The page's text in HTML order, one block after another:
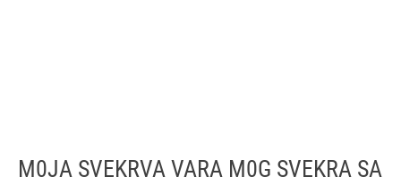
M0JA SVEKRVA VARA M0G SVEKRA SA